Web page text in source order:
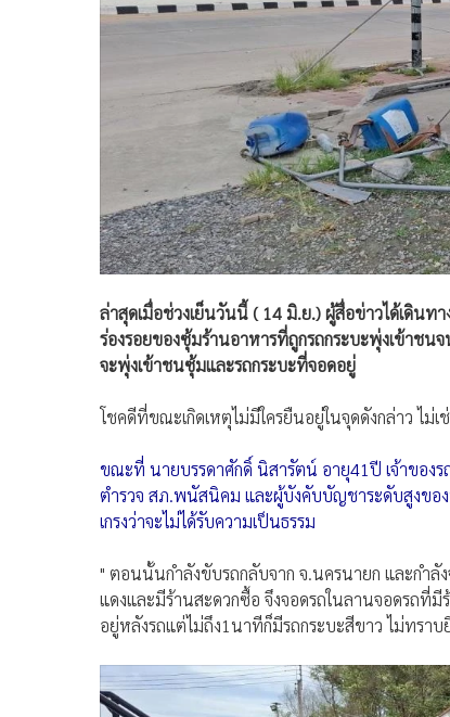
ล่าสุดเมื่อช่วงเย็นวันนี้ ( 14 มิ.ย.) ผู้สื่อข่าวได้เดิน
ร่องรอยของซุ้มร้านอาหารที่ถูกรถกระบะพุ่งเข้าชน
จะพุ่งเข้าชนซุ้มและรถกระบะที่จอดอยู่
โชคดีที่ขณะเกิดเหตุไม่มีใครยืนอยู่ในจุดดังกล่าว ไม่
ขณะที่ นายบรรดาศักดิ์ นิสารัตน์ อายุ41ปี เจ้าของ
ตำรวจ สภ.พนัสนิคม และผู้บังคับบัญชาระดับสูงของ
เกรงว่าจะไม่ได้รับความเป็นธรรม
" ตอนนั้นกำลังขับรถกลับจาก จ.นครนายก และกำลั
แดงและมีร้านสะดวกซื้อ จึงจอดรถในลานจอดรถที่
อยู่หลังรถแต่ไม่ถึง1นาทีก็มีรถกระบะสีขาว ไม่ทรา